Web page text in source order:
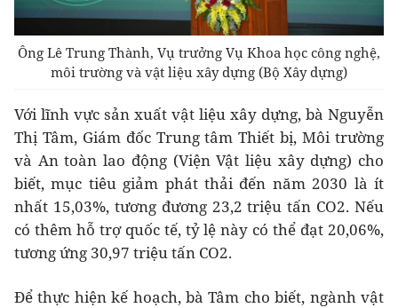
Ông Lê Trung Thành, Vụ trưởng Vụ Khoa học công nghệ,
môi trường và vật liệu xây dựng (Bộ Xây dựng)
Với lĩnh vực sản xuất vật liệu xây dựng, bà Nguyễn
Thị Tâm, Giám đốc Trung tâm Thiết bị, Môi trường
và An toàn lao động (Viện Vật liệu xây dựng) cho
biết, mục tiêu giảm phát thải đến năm 2030 là ít
nhất 15,03%, tương đương 23,2 triệu tấn CO2. Nếu
có thêm hỗ trợ quốc tế, tỷ lệ này có thể đạt 20,06%,
tương ứng 30,97 triệu tấn CO2.
Để thực hiện kế hoạch, bà Tâm cho biết, ngành vật